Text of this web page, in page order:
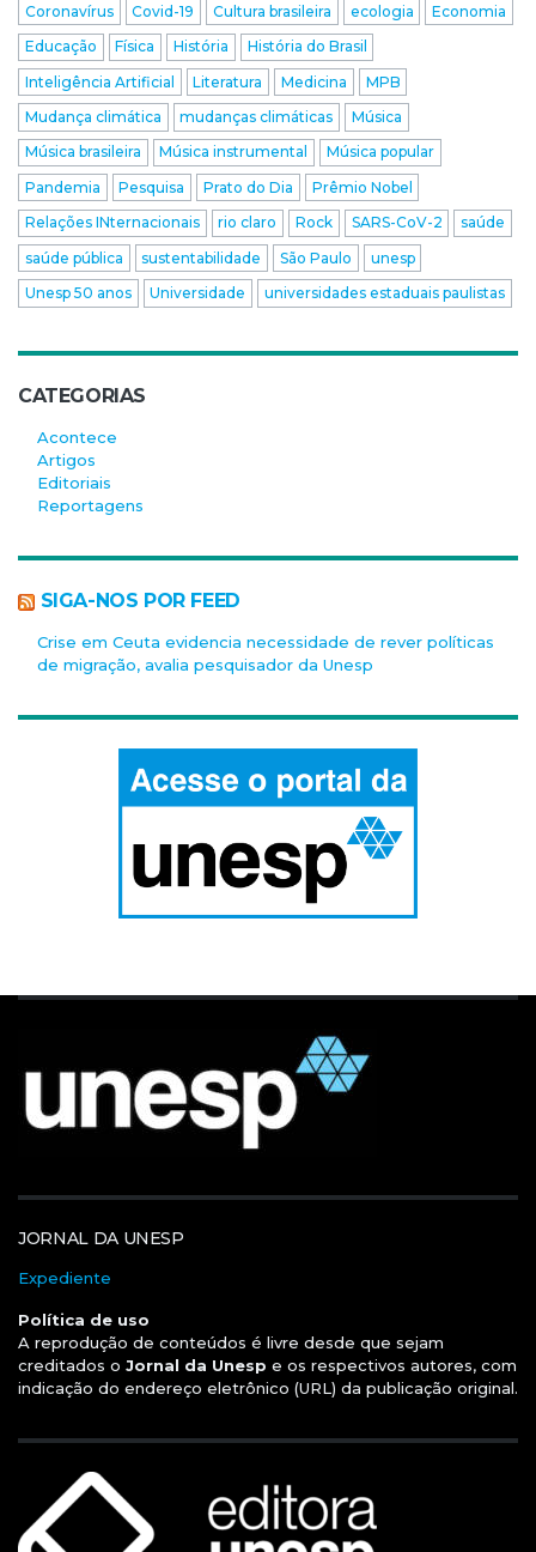
Coronavírus
Covid-19 Cultura brasileira ecologia
Economia
Educação
Física História
História do Brasil
Inteligência Artificial
Literatura Medicina
MPB
Mudança climática
mudanças climáticas
Música
Música brasileira
Música instrumental
Música popular
Pandemia
Pesquisa Prato do Dia
Prêmio Nobel
Relações INternacionais
rio claro Rock SARS-CoV-2
saúde
saúde pública
sustentabilidade São Paulo
unesp
Unesp 50 anos
Universidade universidades estaduais paulistas
CATEGORIAS
Acontece
Artigos
Editoriais
Reportagens
SIGA-NOS POR FEED
Crise em Ceuta evidencia necessidade de rever políticas
de migração, avalia pesquisador da Unesp
JORNAL DA UNESP
Expediente
Política de uso
A reprodução de conteúdos é livre desde que sejam
creditados o Jornal da Unesp e os respectivos autores, com
indicação do endereço eletrônico (URL) da publicação original.